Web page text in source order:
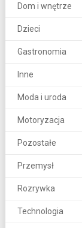
Dom i wnętrze
Dzieci
Gastronomia
Inne
Moda i uroda
Motoryzacja
Pozostałe
Przemysł
Rozrywka
Technologia